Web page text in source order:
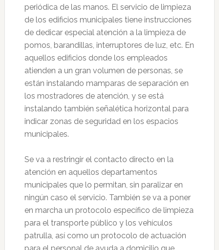
periódica de las manos. El servicio de limpieza
de los edificios municipales tiene instrucciones
de dedicar especial atención a la limpieza de
pomos, barandillas, interruptores de luz, etc. En
aquellos edificios donde los empleados
atienden a un gran volumen de personas, se
están instalando mamparas de separación en
los mostradores de atención, y se está
instalando también señalética horizontal para
indicar zonas de seguridad en los espacios
municipales.
Se va a restringir el contacto directo en la
atención en aquellos departamentos
municipales que lo permitan, sin paralizar en
ningún caso el servicio. También se va a poner
en marcha un protocolo específico de limpieza
para el transporte público y los vehículos
patrulla, así como un protocolo de actuación